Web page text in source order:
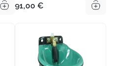
91,00 €